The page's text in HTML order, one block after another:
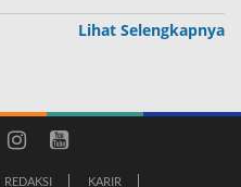
Lihat Selengkapnya
REDAKSI KARIR